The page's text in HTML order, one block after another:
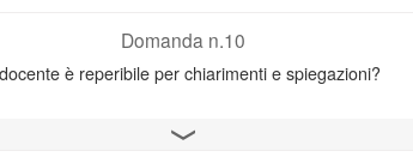
Domanda n.10
è reperibile per chiarimenti e spiegazioni?
Apri il grafico